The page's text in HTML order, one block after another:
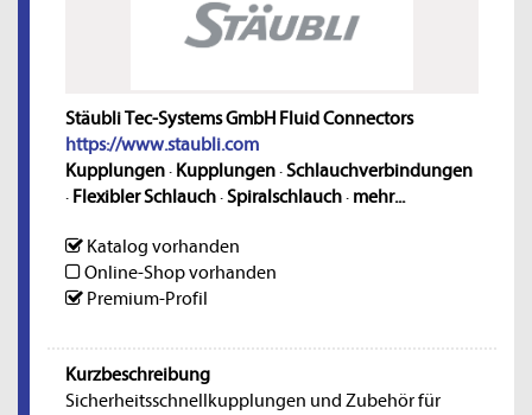
Stäubli Tec-Systems GmbH Fluid Connectors
https://www.staubli.com
Kupplungen· Kupplungen·Schlauchverbindungen
· Flexibler Schlauch·Spiralschlauch· mehr...
Katalog vorhanden
Online-Shop vorhanden
Premium-Profil
Kurzbeschreibung
Sicherheitsschnellkupplungen und Zubehör für